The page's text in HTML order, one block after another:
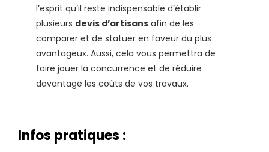
l’esprit qu’il reste indispensable d’établir
plusieurs devis d’artisans afin de les
comparer et de statuer en faveur du plus
avantageux. Aussi, cela vous permettra de
faire jouer la concurrence et de réduire
davantage les coûts de vos travaux.
Infos pratiques :